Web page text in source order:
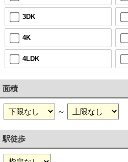
3DK
4K
4LDK
面積
～
駅徒歩